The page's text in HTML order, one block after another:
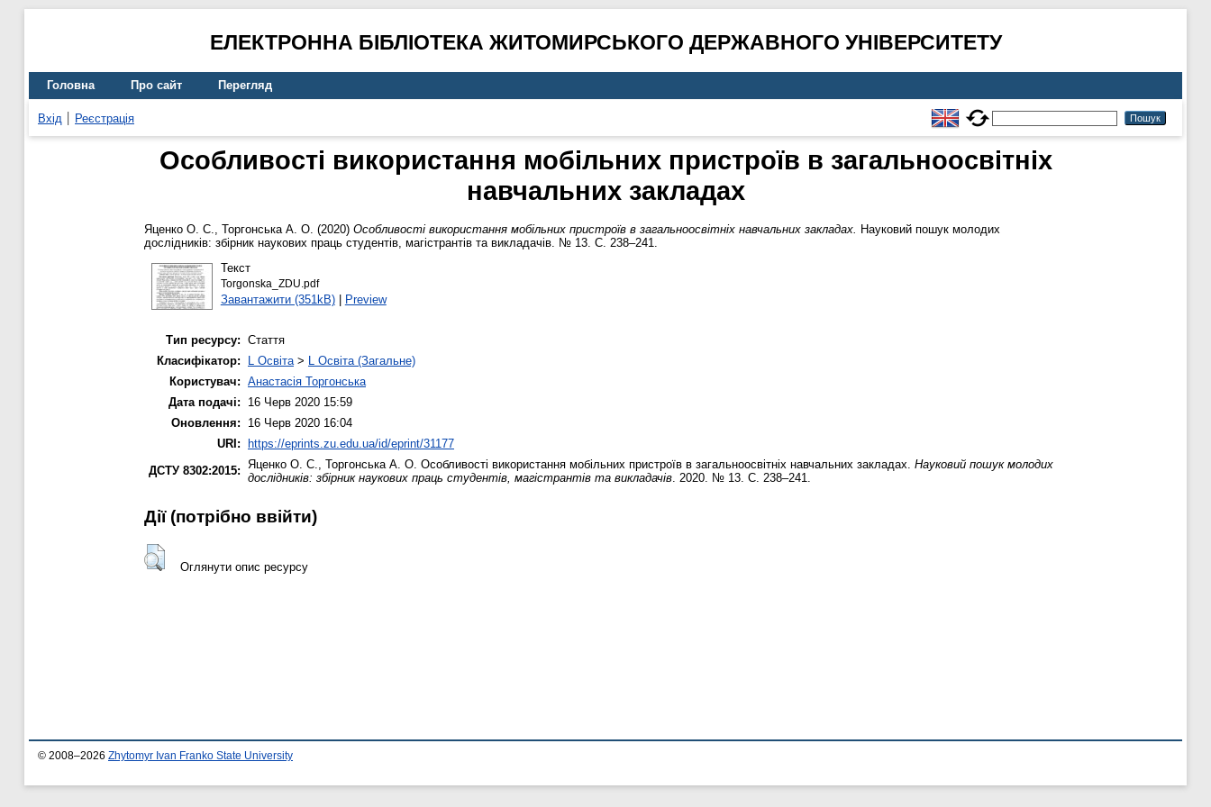
ЕЛЕКТРОННА БІБЛІОТЕКА ЖИТОМИРСЬКОГО ДЕРЖАВНОГО УНІВЕРСИТЕТУ
Головна Про сайт Перегляд
Вхід Реєстрація
Особливості використання мобільних пристроїв в загальноосвітніх
навчальних закладах
Яценко О. С., Торгонська А. О. (2020) Особливості використання мобільних пристроїв в загальноосвітніх навчальних закладах. Науковий пошук молодих
дослідників: збірник наукових праць студентів, магістрантів та викладачів. № 13. С. 238–241.
Текст
Torgonska_ZDU.pdf
Завантажити (351kB)| Preview
Тип ресурсу: Стаття
Класифікатор:
L Освіта> L Освіта (Загальне)
Користувач: Анастасія Торгонська
Дата подачі:
16 Черв 2020 15:59
Оновлення:
16 Черв 2020 16:04
URI:
https://eprints.zu.edu.ua/id/eprint/31177
ДСТУ 8302:2015: Яценко О. С., Торгонська А. О. Особливості використання мобільних пристроїв в загальноосвітніх навчальних закладах. Науковий пошук молодих
дослідників: збірник наукових праць студентів, магістрантів та викладачів. 2020. № 13. С. 238–241.
Дії ​​(потрібно ввійти)
Оглянути опис ресурсу
© 2008–2026 Zhytomyr Ivan Franko State University